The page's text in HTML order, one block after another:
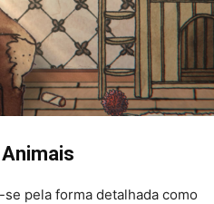
pela forma detalhada como